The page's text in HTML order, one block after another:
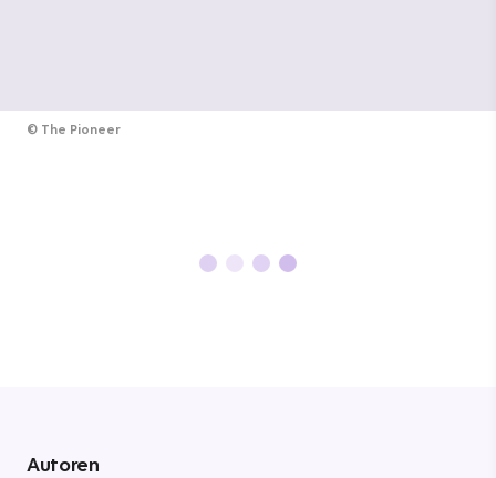
© The Pioneer
Autoren